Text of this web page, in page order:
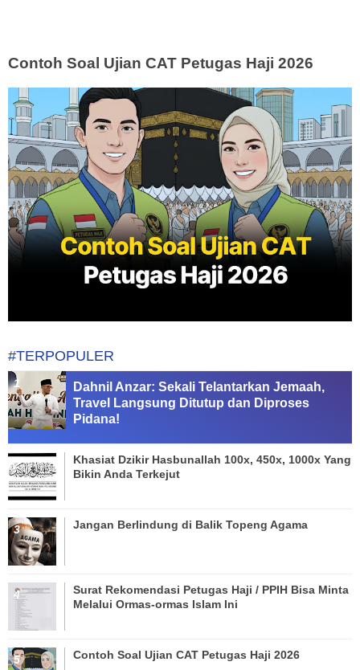
Contoh Soal Ujian CAT Petugas Haji 2026
#TERPOPULER
Dahnil Anzar: Sekali Telantarkan Jemaah,
Travel Langsung Ditutup dan Diproses
Pidana!
Khasiat Dzikir Hasbunallah 100x, 450x, 1000x Yang
Bikin Anda Terkejut
Jangan Berlindung di Balik Topeng Agama
Surat Rekomendasi Petugas Haji / PPIH Bisa Minta
Melalui Ormas-ormas Islam Ini
Contoh Soal Ujian CAT Petugas Haji 2026